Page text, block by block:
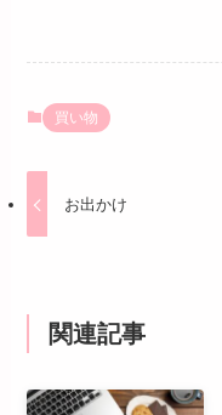
買い物
お出かけ
関連記事